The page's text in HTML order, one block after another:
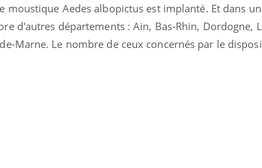
moustique Aedes albopictus est implanté. Et dans un
d'autres départements : Ain, Bas-Rhin, Dordogne,
Marne. Le nombre de ceux concernés par le
: comprendre pour
brouillard mental ou
Youtube
Insuline & Charge
osait en parler??